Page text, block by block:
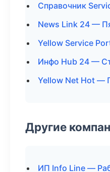
Справочник
News Link 24 —
Yellow Service
Инфо Hub 24 —
Yellow Net Hot —
Другие
ИП Info Line —